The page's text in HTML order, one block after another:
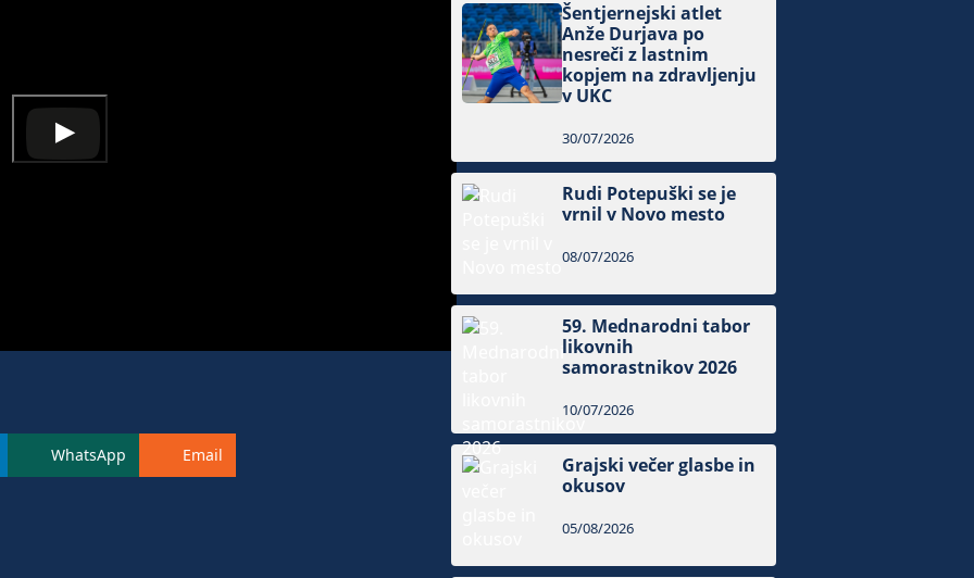
WhatsApp Email
Šentjernejski atlet
Anže Durjava po
nesreči z lastnim
kopjem na zdravljenju
v UKC
30/07/2026
Rudi Potepuški se je
vrnil v Novo mesto
08/07/2026
59. Mednarodni tabor
likovnih
samorastnikov 2026
10/07/2026
Grajski večer glasbe in
okusov
05/08/2026